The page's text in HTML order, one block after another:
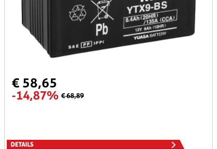
€ 58,65
-14,87% € 68,89
DETAILS